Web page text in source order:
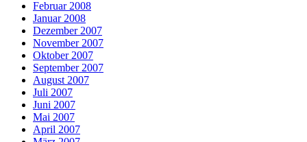
Februar 2008
Januar 2008
Dezember 2007
November 2007
Oktober 2007
September 2007
August 2007
Juli 2007
Juni 2007
Mai 2007
April 2007